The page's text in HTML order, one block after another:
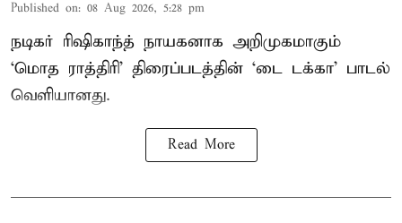
Published on: 08 Aug 2026, 5:28 pm
நடிகர் ரிஷிகாந்த் நாயகனாக அறிமுகமாகும்
‘மொத ராத்திரி’ திரைப்படத்தின் ‘டை டக்கா’ பாடல்
வெளியானது.
Read More